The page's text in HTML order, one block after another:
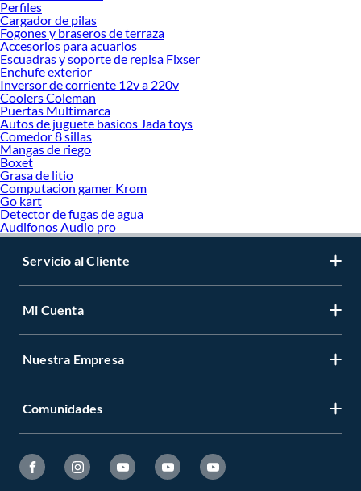
Perfiles
Cargador de pilas
Fogones y braseros de terraza
Accesorios para acuarios
Escuadras y soporte de repisa Fixser
Enchufe exterior
Inversor de corriente 12v a 220v
Coolers Coleman
Puertas Multimarca
Autos de juguete basicos Jada toys
Comedor 8 sillas
Mangas de riego
Boxet
Grasa de litio
Computacion gamer Krom
Go kart
Detector de fugas de agua
Audifonos Audio pro
Servicio al Cliente
Mi Cuenta
Nuestra Empresa
Comunidades